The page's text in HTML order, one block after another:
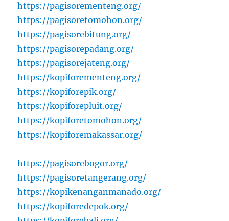
https://pagisorementeng.org/
https://pagisoretomohon.org/
https://pagisorebitung.org/
https://pagisorepadang.org/
https://pagisorejateng.org/
https://kopiforementeng.org/
https://kopiforepik.org/
https://kopiforepluit.org/
https://kopiforetomohon.org/
https://kopiforemakassar.org/
https://pagisorebogor.org/
https://pagisoretangerang.org/
https://kopikenanganmanado.org/
https://kopiforedepok.org/